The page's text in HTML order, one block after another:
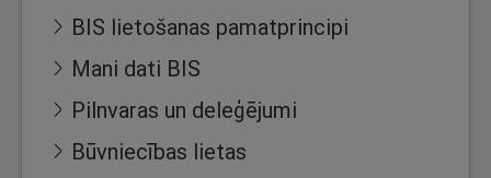
BIS lietošanas pamatprincipi
Mani dati BIS
Pilnvaras un deleģējumi
Būvniecības lietas